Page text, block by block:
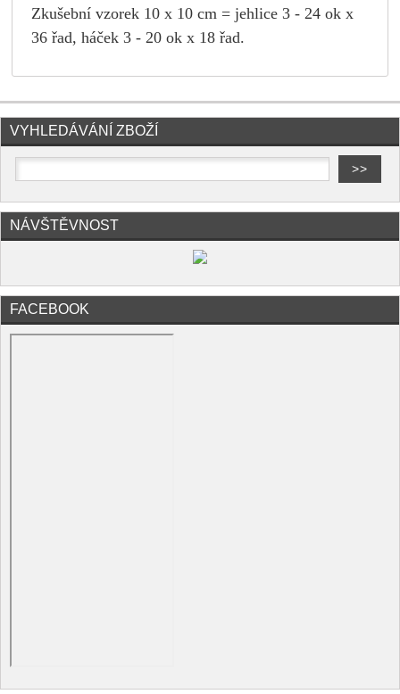
Zkušební vzorek 10 x 10 cm = jehlice 3 - 24 ok x
36 řad, háček 3 - 20 ok x 18 řad.
VYHLEDÁVÁNÍ ZBOŽÍ
NÁVŠTĚVNOST
FACEBOOK